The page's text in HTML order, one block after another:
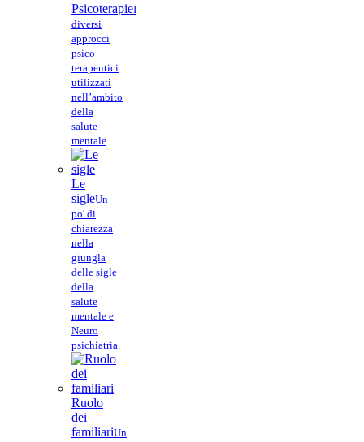
PsicoterapieI
diversi
approcci
psico
terapeutici
utilizzati
nell’ambito
della
salute
mentale
Le
sigleUn
po' di
chiarezza
nella
giungla
delle sigle
della
salute
mentale e
Neuro
psichiatria.
Ruolo
dei
familiariUn